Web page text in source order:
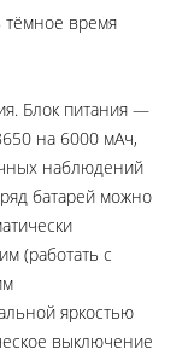
тёмное время
Блок питания —
на 6000 мАч,
наблюдений
батарей можно
(работать с
яркостью
выключение